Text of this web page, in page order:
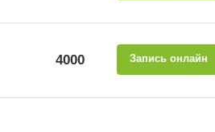
4000 Запись онлайн